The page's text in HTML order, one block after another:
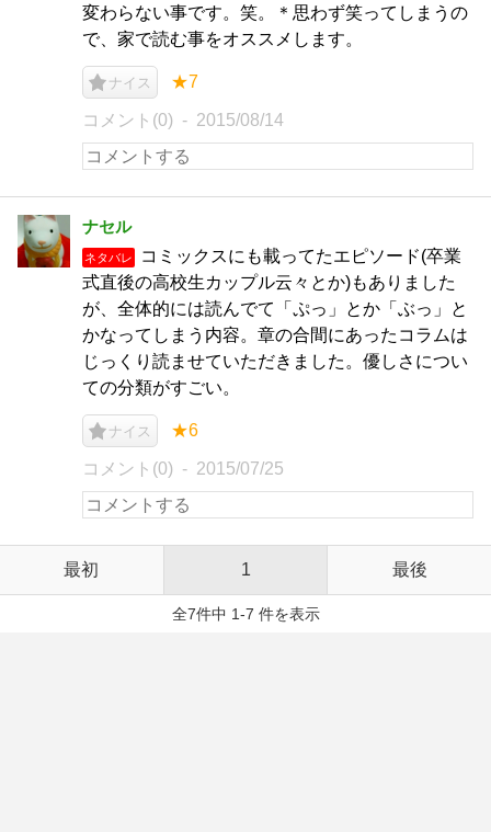
変わらない事です。笑。＊思わず笑ってしまうの
で、家で読む事をオススメします。
ナイス ★7
コメント(0) 2015/08/14
ナセル
ネタバレ
コミックスにも載ってたエピソード(卒業
式直後の高校生カップル云々とか)もありました
が、全体的には読んでて「ぷっ」とか「ぶっ」と
かなってしまう内容。章の合間にあったコラムは
じっくり読ませていただきました。優しさについ
ての分類がすごい。
ナイス ★6
コメント(0) 2015/07/25
最初 1 最後
全7件中 1-7 件を表示